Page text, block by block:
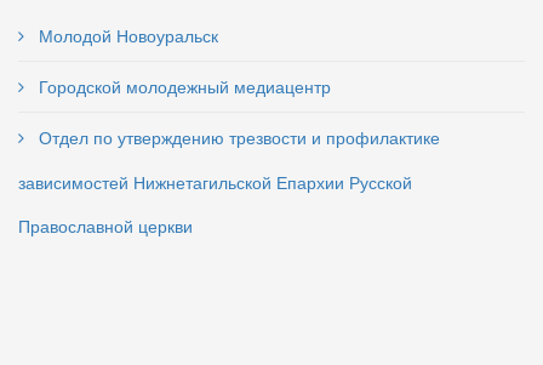
Молодой Новоуральск
Городской молодежный медиацентр
Отдел по утверждению трезвости и профилактике
зависимостей Нижнетагильской Епархии Русской
Православной церкви